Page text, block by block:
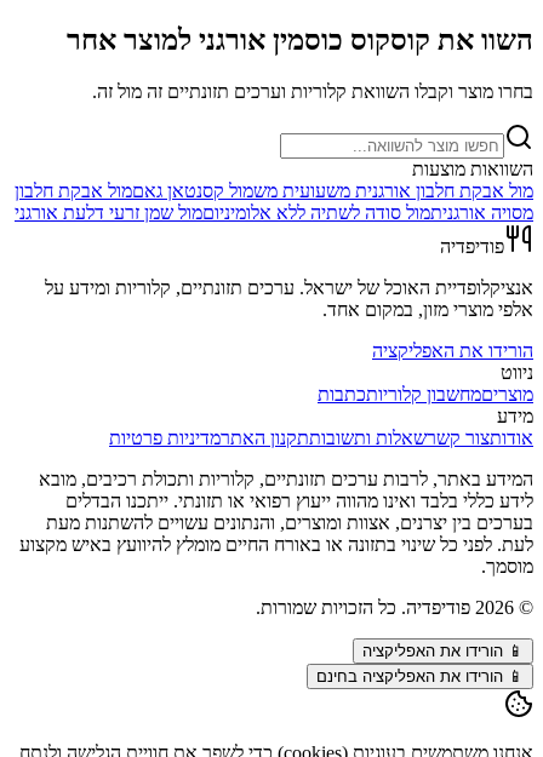
השוו את קוסקוס כוסמין אורגני למוצר אחר
בחרו מוצר וקבלו השוואת קלוריות וערכים תזונתיים זה מול זה.
השוואות מוצעות
מול אבקת חלבון אורגנית משעועית משמול קסנטאן גאםמול אבקת חלבון
מסויה אורגניתמול סודה לשתיה ללא אלומיניוםמול שמן זרעי דלעת אורגני
פודיפדיה
אנציקלופדיית האוכל של ישראל. ערכים תזונתיים, קלוריות ומידע על
אלפי מוצרי מזון, במקום אחד.
הורידו את האפליקציה
ניווט
מוצריםמחשבון קלוריותכתבות
מידע
אודותצור קשרשאלות ותשובותתקנון האתרמדיניות פרטיות
המידע באתר, לרבות ערכים תזונתיים, קלוריות ותכולת רכיבים, מובא
לידע כללי בלבד ואינו מהווה ייעוץ רפואי או תזונתי. ייתכנו הבדלים
בערכים בין יצרנים, אצוות ומוצרים, והנתונים עשויים להשתנות מעת
לעת. לפני כל שינוי בתזונה או באורח החיים מומלץ להיוועץ באיש מקצוע
מוסמך.
©
2026 פודיפדיה. כל הזכויות שמורות.
📱 הורידו את האפליקציה
📱 הורידו את האפליקציה בחינם
אנחנו משתמשים בעוגיות (cookies) כדי לשפר את חוויית הגלישה ולנתח